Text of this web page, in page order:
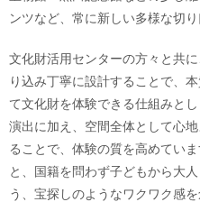
ンツなど、常に新しい多様な切り
文化財活用センターの方々と共
り込み丁寧に設計することで、
て文化財を体験できる仕組みと
演出に加え、空間全体として心
ることで、体験の質を高めてい
と、国籍を問わず子どもから大
う、宝探しのようなワクワク感を